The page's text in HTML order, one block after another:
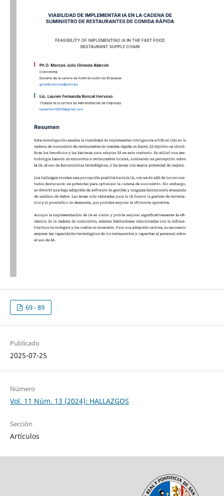
69 - 89
Publicado
2025-07-25
Número
Vol. 11 Núm. 13 (2024): HALLAZGOS
Sección
Artículos